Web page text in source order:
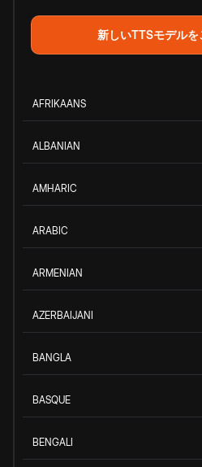
新しいTTSモデル
AFRIKAANS
ALBANIAN
AMHARIC
ARABIC
ARMENIAN
AZERBAIJANI
BANGLA
BASQUE
BENGALI